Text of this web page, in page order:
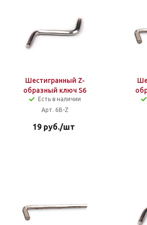
Шестигранный Z-
образный ключ S6
Есть в наличии
Арт. 6B-Z
19 руб./шт